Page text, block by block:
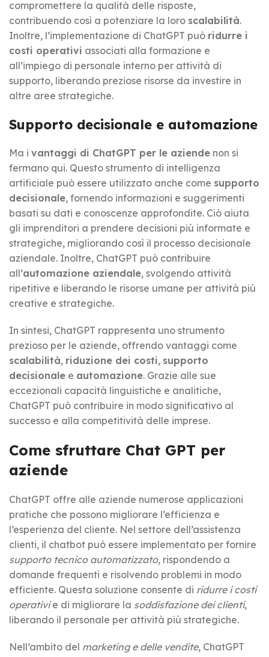
compromettere la qualità delle risposte,
contribuendo così a potenziare la loro scalabilità.
Inoltre, l’implementazione di ChatGPT può ridurre i
costi operativi associati alla formazione e
all’impiego di personale interno per attività di
supporto, liberando preziose risorse da investire in
altre aree strategiche.
Supporto decisionale e automazione
Ma i vantaggi di ChatGPT per le aziende non si
fermano qui. Questo strumento di intelligenza
artificiale può essere utilizzato anche come supporto
decisionale, fornendo informazioni e suggerimenti
basati su dati e conoscenze approfondite. Ciò aiuta
gli imprenditori a prendere decisioni più informate e
strategiche, migliorando così il processo decisionale
aziendale. Inoltre, ChatGPT può contribuire
all’automazione aziendale, svolgendo attività
ripetitive e liberando le risorse umane per attività più
creative e strategiche.
In sintesi, ChatGPT rappresenta uno strumento
prezioso per le aziende, offrendo vantaggi come
scalabilità, riduzione dei costi, supporto
decisionale e automazione. Grazie alle sue
eccezionali capacità linguistiche e analitiche,
ChatGPT può contribuire in modo significativo al
successo e alla competitività delle imprese.
Come sfruttare Chat GPT per
aziende
ChatGPT offre alle aziende numerose applicazioni
pratiche che possono migliorare l’efficienza e
l’esperienza del cliente. Nel settore dell’assistenza
clienti, il chatbot può essere implementato per fornire
supporto tecnico automatizzato, rispondendo a
domande frequenti e risolvendo problemi in modo
efficiente. Questa soluzione consente di ridurre i costi
operativie di migliorare la soddisfazione dei clienti,
liberando il personale per attività più strategiche.
Nell’ambito del marketing e delle vendite, ChatGPT